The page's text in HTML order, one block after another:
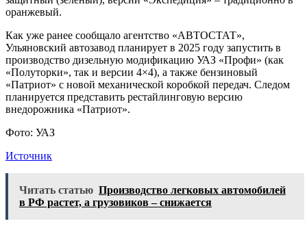
оранжевый.
Как уже ранее сообщало агентство «АВТОСТАТ»,
Ульяновский автозавод планирует в 2025 году запустить в
производство дизельную модификацию УАЗ «Профи» (как
«Полуторки», так и версии 4×4), а также бензиновый
«Патриот» с новой механической коробкой передач. Следом
планируется представить рестайлинговую версию
внедорожника «Патриот».
Фото: УАЗ
Источник
Читать статью Производство легковых автомобилей
в РФ растет, а грузовиков – снижается